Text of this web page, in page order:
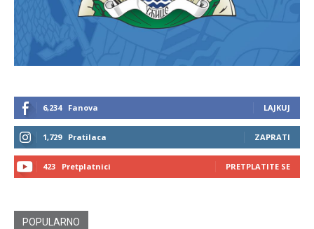
6,234 Fanova LAJKUJ
1,729 Pratilaca ZAPRATI
423 Pretplatnici PRETPLATITE SE
POPULARNO